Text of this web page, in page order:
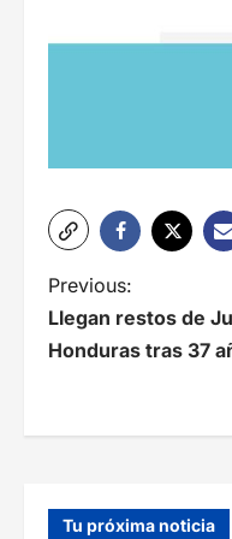
N
a
a
Previous:
Llegan restos de
Honduras tras 37
Tu próxima noticia